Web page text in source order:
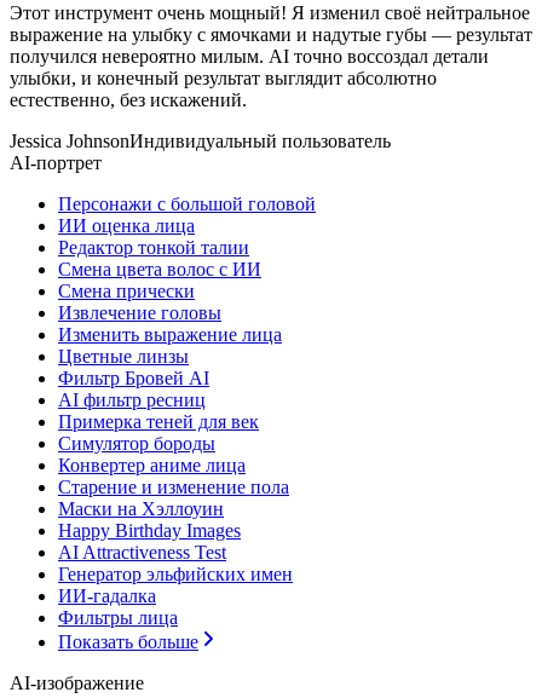
Этот инструмент очень мощный! Я изменил своё нейтральное
выражение на улыбку с ямочками и надутые губы — результат
получился невероятно милым. AI точно воссоздал детали
улыбки, и конечный результат выглядит абсолютно
естественно, без искажений.
Jessica JohnsonИндивидуальный пользователь
AI-портрет
Персонажи с большой головой
ИИ оценка лица
Редактор тонкой талии
Смена цвета волос с ИИ
Смена прически
Извлечение головы
Изменить выражение лица
Цветные линзы
Фильтр Бровей AI
AI фильтр ресниц
Примерка теней для век
Симулятор бороды
Конвертер аниме лица
Старение и изменение пола
Маски на Хэллоуин
Happy Birthday Images
AI Attractiveness Test
Генератор эльфийских имен
ИИ-гадалка
Фильтры лица
Показать больше
AI-изображение